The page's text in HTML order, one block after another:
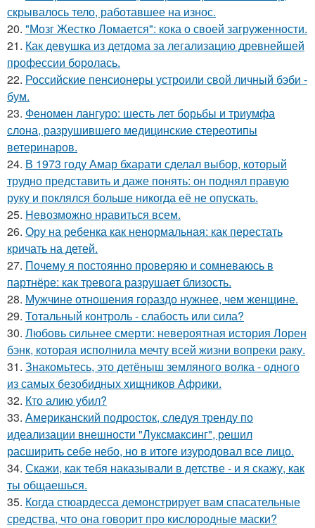
скрывалось тело, работавшее на износ.
20. "Мозг Жестко Ломается": кока о своей загруженности.
21. Как девушка из детдома за легализацию древнейшей
профессии боролась.
22. Российские пенсионеры устроили свой личный бэби -
бум.
23. Феномен лангуро: шесть лет борьбы и триумфа
слона, разрушившего медицинские стереотипы
ветеринаров.
24. В 1973 году Амар бхарати сделал выбор, который
трудно представить и даже понять: он поднял правую
руку и поклялся больше никогда её не опускать.
25. Heвозможно нравиться всем.
26. Ору на ребенка как ненормальная: как перестать
кричать на детей.
27. Почему я постоянно проверяю и сомневаюсь в
партнёре: как тревога разрушает близость.
28. Мужчине отношения гораздо нужнее, чем женщине.
29. Тотальный контроль - слабость или сила?
30. Любовь сильнее смерти: невероятная история Лорен
бэнк, которая исполнила мечту всей жизни вопреки раку.
31. Знакомьтесь, это детёныш земляного волка - одного
из самых безобидных хищников Африки.
32. Кто алию убил?
33. Американский подросток, следуя тренду по
идеализации внешности "Луксмаксинг", решил
расширить себе небо, но в итоге изуродовал все лицо.
34. Скажи, как тебя наказывали в детстве - и я скажу, как
ты общаешься.
35. Когда стюардесса демонстрирует вам спасательные
средства, что она говорит про кислородные маски?